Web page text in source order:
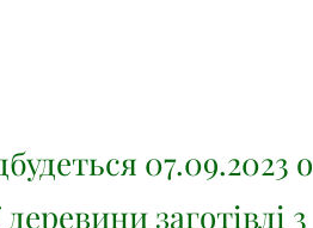
07.09.2023 о
заготівлі 3